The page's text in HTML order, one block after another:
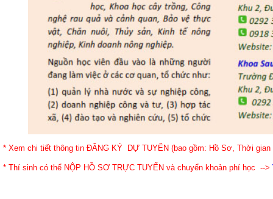
* Xem chi tiết thông tin ĐĂNG KÝ DỰ TUYỂN (bao gồm: Hồ Sơ, Thời
* Thí sinh có thể NỘP HỒ SƠ TRỰC TUYẾN và chuyển khoản phí học -->